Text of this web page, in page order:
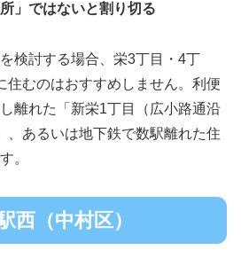
」ではないと割り切る
検討する場合、栄3丁目・4丁
住むのはおすすめしません。利便
離れた「新栄1丁目（広小路通沿
、あるいは地下鉄で数駅離れた住
。
西（中村区）